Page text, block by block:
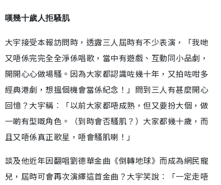
嘆幾十歲人拒騷肌
大宇接受本報訪問時，透露三人屆時有不少表演，「我哋
又唔係完完全全淨係唱歌，當中有遊戲、互動同小品劇，
開開心心做場騷。因為大家都認識咗幾十年，又拍咗咁多
經典港劇，想搵個機會當係紀念！」問到三人有甚麼開心
回憶？大宇稱︰「以前大家都唔成熟，但又要扮大個，做
一啲有型嘅角色。（到時會否騷肌？）大家都幾十歲，而
且又唔係真正歌星，唔會騷肌喇！」
談及他近年因翻唱劉德華金曲《倒轉地球》而成為網民寵
兒，屆時可會再次演繹這首金曲？大宇笑說︰「一定走唔